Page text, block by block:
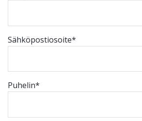
Sähköpostiosoite*
Puhelin*